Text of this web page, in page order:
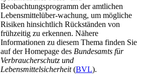
Beobachtungsprogramm der amtlichen
Lebensmittelüber-wachung, um mögliche
Risiken hinsichtlich Rückständen von
frühzeitig zu erkennen. Nähere
Informationen zu diesem Thema finden Sie
auf der Homepage des Bundesamts für
Verbraucherschutz und
Lebensmittelsicherheit(BVL).